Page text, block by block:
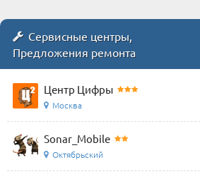
Сервисные центры,
Предложения ремонта
Центр Цифры
Москва
Sonar_Mobile
Октябрьский